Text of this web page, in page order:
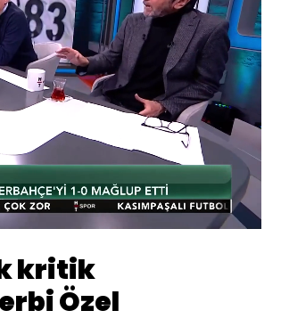
Oynatma
kritik
Özel